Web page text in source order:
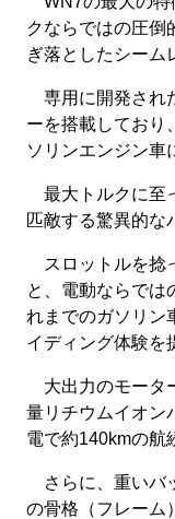
クならではの圧倒
ぎ落としたシーム
専用に開発され
ーを搭載しており
ソリンエンジン車
最大トルクに至
匹敵する驚異的な
スロットルを捻
と、電動ならでは
れまでのガソリン
イディング体験を
大出力のモータ
量リチウムイオン
電で約140kmの航
さらに、重いバ
の骨格（フレーム